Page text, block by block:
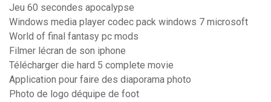
Jeu 60 secondes apocalypse
Windows media player codec pack windows 7 microsoft
World of final fantasy pc mods
Filmer lécran de son iphone
Télécharger die hard 5 complete movie
Application pour faire des diaporama photo
Photo de logo déquipe de foot